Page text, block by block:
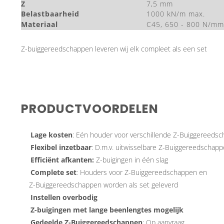
Z
7,5 mm
Belastbaarheid
1000 kN/m max.
Materiaal
C45, 650 - 800 N/mm
Z-buiggereedschappen leveren wij elk compleet als een set
PRODUCTVOORDELEN
Lage kosten: Eén houder voor verschillende Z-
Flexibel inzetbaar: D.m.v. uitwisselbare Z-
Efficiënt afkanten: Z-buigingen in één slag
Complete set: Houders voor Z-Buiggereedschappen en
Z-Buiggereedschappen worden als set geleverd
Instellen overbodig
Z-buigingen met lange beenlengtes mogelijk